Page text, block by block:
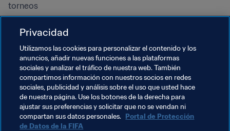
torneos
Derechos humanos y lucha
contra la discriminación
Salud y atención médica
Iniciativas educativas
Privacidad
Utilizamos las cookies para personalizar el contenido y los
anuncios, añadir nuevas funciones a las plataformas
sociales y analizar el tráfico de nuestra web. También
compartimos información con nuestros socios en redes
sociales, publicidad y análisis sobre el uso que usted hace
de nuestra página. Use los botones de la derecha para
ajustar sus preferencias y solicitar que no se vendan ni
compartan sus datos personales. Portal de Protección
de Datos de la FIFA